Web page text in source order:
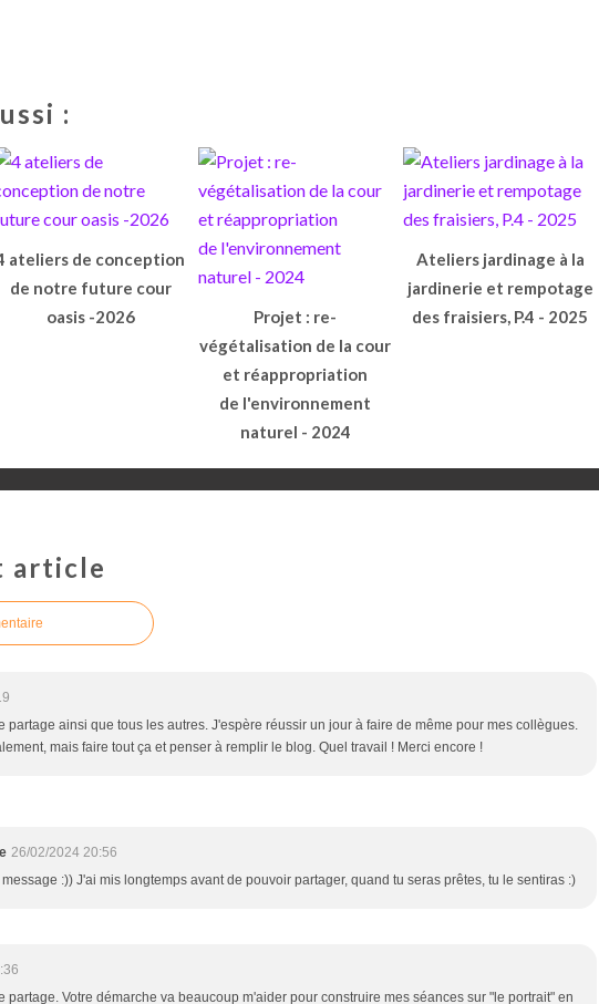
:
ateliers de conception
de notre future cour
oasis -2026
Projet : re-
végétalisation de la cour
et réappropriation
de l'environnement
naturel - 2024
Ateliers jardinage à la
jardinerie et rempotage
des fraisiers, P.4 - 2025
article
partage ainsi que tous les autres. J'espère réussir un jour à faire de même pour mes collègues.
mais faire tout ça et penser à remplir le blog. Quel travail ! Merci encore !
26/02/2024 20:56
:)) J'ai mis longtemps avant de pouvoir partager, quand tu seras prêtes, tu le sentiras :)
partage. Votre démarche va beaucoup m'aider pour construire mes séances sur "le portrait" en